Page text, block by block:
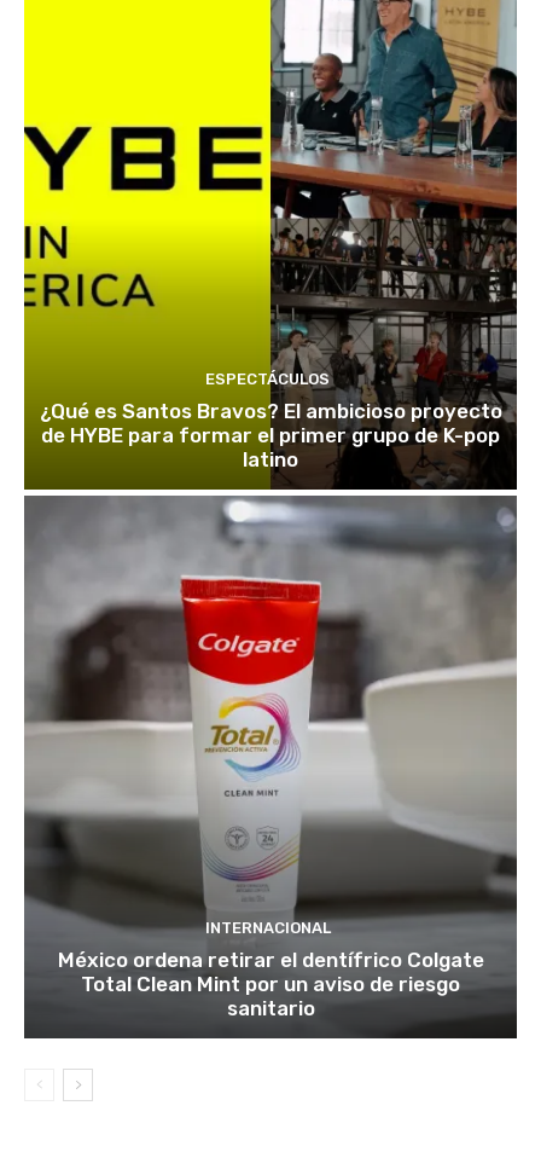
ESPECTÁCULOS
¿Qué es Santos Bravos? El ambicioso proyecto
de HYBE para formar el primer grupo de K-pop
latino
INTERNACIONAL
México ordena retirar el dentífrico Colgate
Total Clean Mint por un aviso de riesgo
sanitario